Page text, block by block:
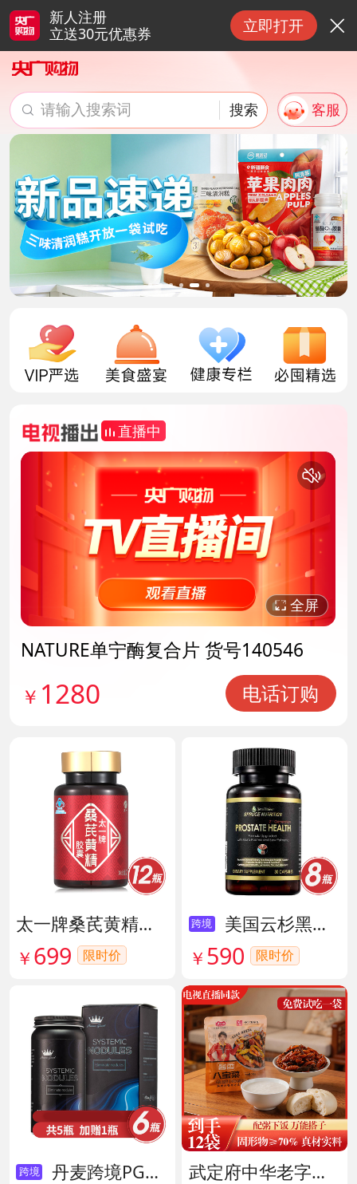
新人注册
立送30元优惠券
立即打开 
 请输入搜索词 搜索 搜索 客服
直播中
This
is
window.
网络错误导致视频下载中途失败。
Error Code : 14
关
闭
窗
全屏
NATURE单宁酶复合片 货号140546
￥ 1280 电话订购
太一牌桑芪黄精胶囊 货号133159
￥ 699 限时价
跨境
美国云杉黑金前列腺素胶囊 货号136211
￥ 590 限时价
跨境
丹麦跨境PG结节消复合片 货号138605
武定府中华老字号酱香八宝菜超值组 货号142007